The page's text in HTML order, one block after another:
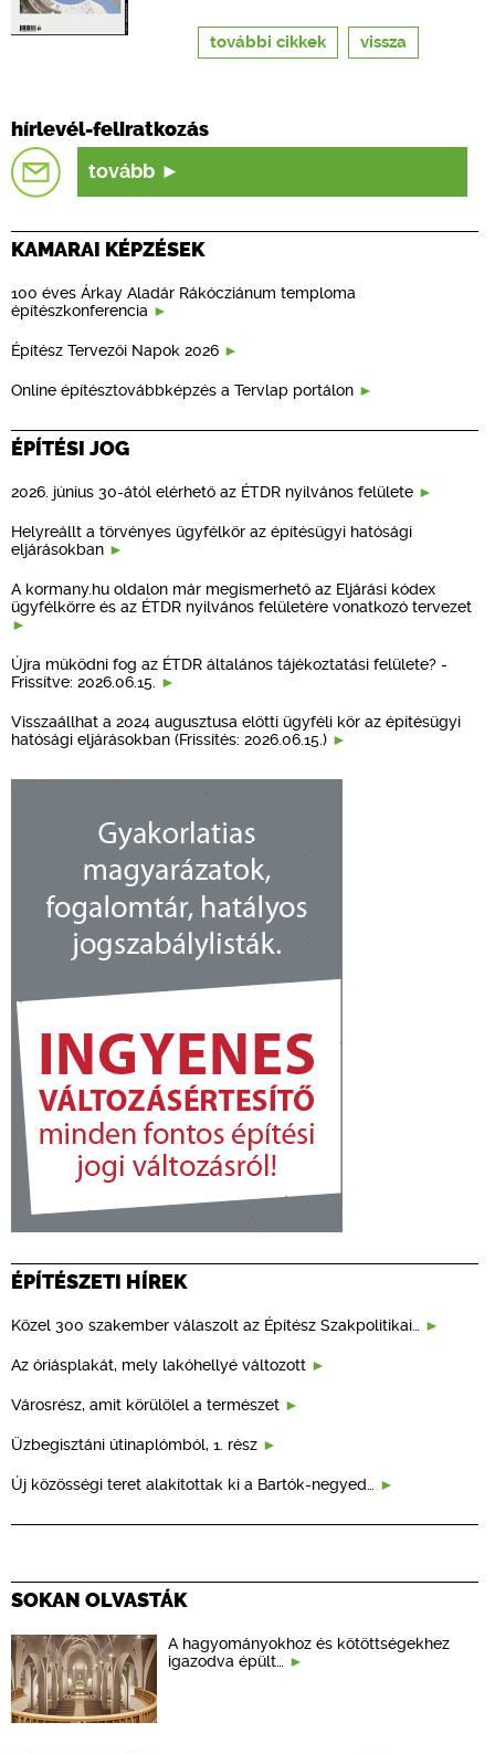
további cikkek vissza
hírlevél-feliratkozás
tovább
KAMARAI KÉPZÉSEK
100 éves Árkay Aladár Rákócziánum temploma
építészkonferencia
Építész Tervezői Napok 2026
Online építésztovábbképzés a Tervlap portálon
ÉPÍTÉSI JOG
2026. június 30-ától elérhető az ÉTDR nyilvános felülete
Helyreállt a törvényes ügyfélkör az építésügyi hatósági
eljárásokban
A kormany.hu oldalon már megismerhető az Eljárási kódex
ügyfélkörre és az ÉTDR nyilvános felületére vonatkozó tervezet
Újra működni fog az ÉTDR általános tájékoztatási felülete? -
Frissítve: 2026.06.15.
Visszaállhat a 2024 augusztusa előtti ügyféli kör az építésügyi
hatósági eljárásokban (Frissítés: 2026.06.15.)
ÉPÍTÉSZETI HÍREK
Közel 300 szakember válaszolt az Építész Szakpolitikai…
Az óriásplakát, mely lakóhellyé változott
Városrész, amit körülölel a természet
Üzbegisztáni útinaplómból, 1. rész
Új közösségi teret alakítottak ki a Bartók-negyed…
SOKAN OLVASTÁK
A hagyományokhoz és kötöttségekhez
igazodva épült…